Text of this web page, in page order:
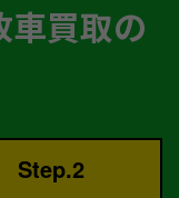
車買取の
Step.2